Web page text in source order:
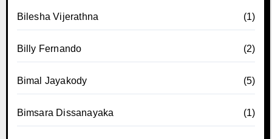
Bilesha Vijerathna (1)
Billy Fernando (2)
Bimal Jayakody (5)
Bimsara Dissanayaka (1)